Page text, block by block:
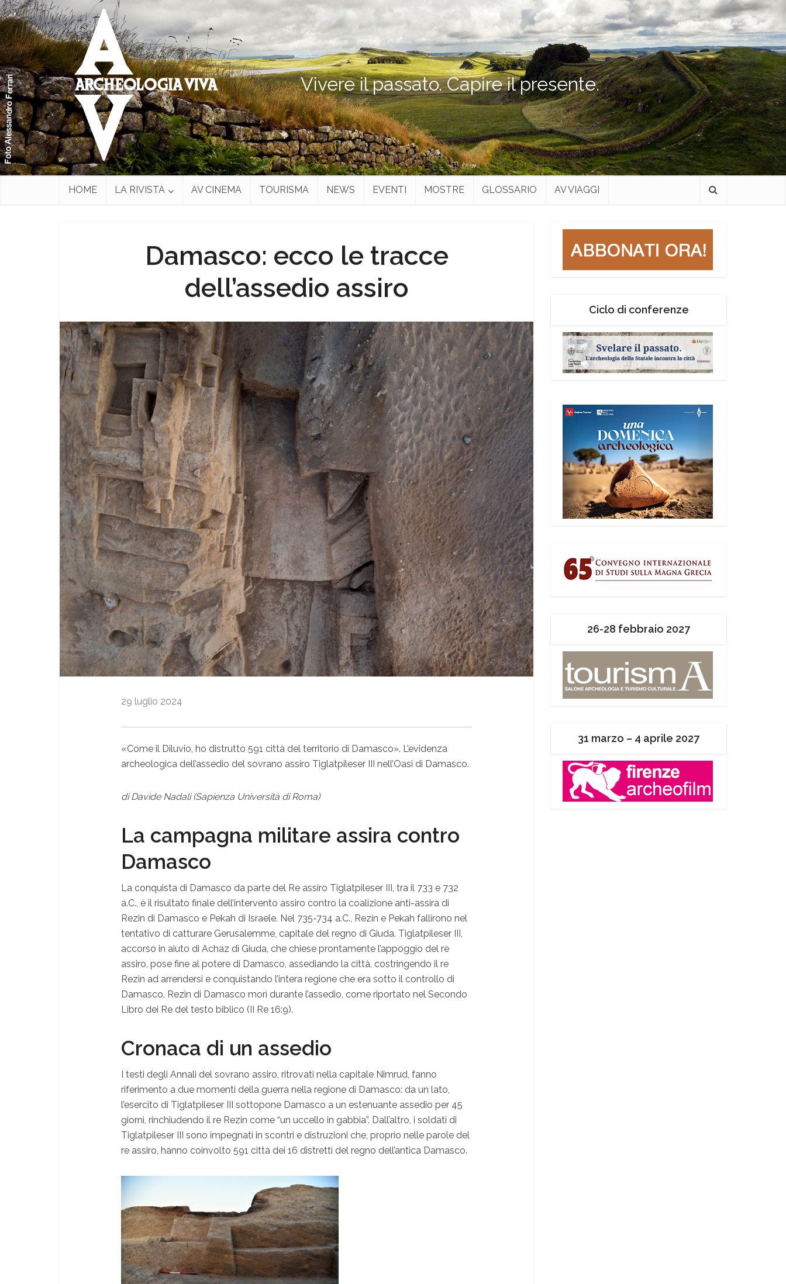
Vivere il passato. Capire il presente.
HOME LA RIVISTA AV CINEMA TOURISMA NEWS EVENTI MOSTRE GLOSSARIO AV VIAGGI
Damasco: ecco le tracce
dell’assedio assiro
29 luglio 2024
«Come il Diluvio, ho distrutto 591 città del territorio di Damasco». L’evidenza
archeologica dell’assedio del sovrano assiro Tiglatpileser III nell’Oasi di Damasco.
di Davide Nadali (Sapienza Università di Roma)
La campagna militare assira contro
Damasco
La conquista di Damasco da parte del Re assiro Tiglatpileser III, tra il 733 e 732
a.C., è il risultato finale dell’intervento assiro contro la coalizione anti-assira di
Rezin di Damasco e Pekah di Israele. Nel 735-734 a.C., Rezin e Pekah fallirono nel
tentativo di catturare Gerusalemme, capitale del regno di Giuda. Tiglatpileser III,
accorso in aiuto di Achaz di Giuda, che chiese prontamente l’appoggio del re
assiro, pose fine al potere di Damasco, assediando la città, costringendo il re
Rezin ad arrendersi e conquistando l’intera regione che era sotto il controllo di
Damasco. Rezin di Damasco morì durante l’assedio, come riportato nel Secondo
Libro dei Re del testo biblico (II Re 16:9).
Cronaca di un assedio
I testi degli Annali del sovrano assiro, ritrovati nella capitale Nimrud, fanno
riferimento a due momenti della guerra nella regione di Damasco: da un lato,
l’esercito di Tiglatpileser III sottopone Damasco a un estenuante assedio per 45
giorni, rinchiudendo il re Rezin come “un uccello in gabbia”. Dall’altro, i soldati di
Tiglatpileser III sono impegnati in scontri e distruzioni che, proprio nelle parole del
re assiro, hanno coinvolto 591 città dei 16 distretti del regno dell’antica Damasco.
Ciclo di conferenze
26-28 febbraio 2027
31 marzo – 4 aprile 2027